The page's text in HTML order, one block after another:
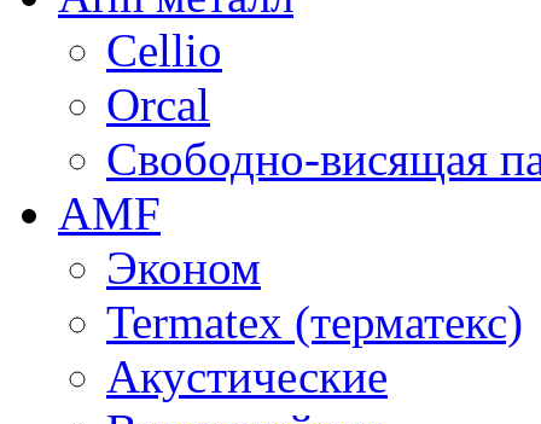
Cellio
Orcal
Свободно-висящая
AMF
Эконом
Termatex (терматекс)
Акустические